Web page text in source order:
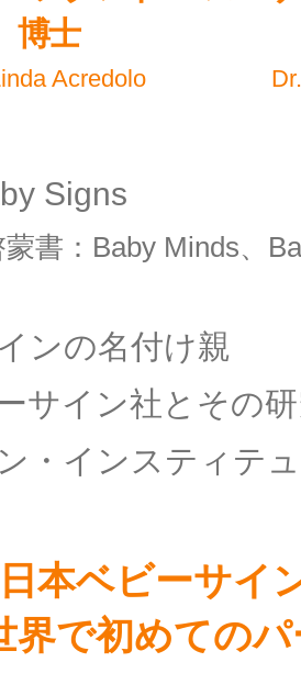
博士
Acredolo
Signs
書：Baby Minds、
ンの名付け親
サイン社とその
・インスティテ
日本ベビーサイ
界で初めての